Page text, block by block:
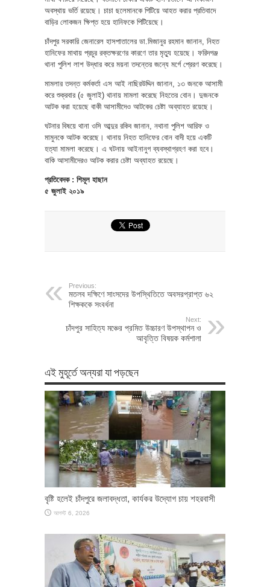
অবস্থায় ভর্তি রয়েছে। চাচা ছলেমানকে পিটিয়ে আহত করার প্রতিবাদে
বাড়ির লোকজন ক্ষিপ্ত হয়ে হানিফকে পিটিয়েছে।
চাঁদপুর সরকারি জেনারেল হাসপাতালের ডা.মিজানুর রহমান জানান, নিহত
হানিফের মাথায় প্রচুর রক্তক্ষরণের কারণে তার মৃত্যু হয়েছে। ফরিদগঞ্জ
থানা পুলিশ লাশ উদ্ধার করে ময়না তদন্তের জন্যে মর্গে প্রেরণ করেছে।
মামলার তদন্ত কর্মকর্তা এস আই নাছিরউদ্দিন জানান, ১৩ জনকে আসামী
করে শুক্রবার (৫ জুলাই) থানায় মামলা করেছে নিহতের বোন। দুজনকে
আটক করা হয়েছে বাকী আসামীদেও আটকের চেষ্টা অব্যাহত রয়েছে।
ঘটনার বিষয়ে থানা ওসি আব্দুর রকিব জানান, নথানা পুলিশ আরিফ ও
মামুনকে আটক করেছে। থানায় নিহত হানিফের বোন বাদী হয়ে একটি
হত্যা মামলা করেছে। এ ঘটনায় আইনানুগ ব্যবস্থাগ্রহণ করা হবে।
বাকি আসামীদেরও আটক করার চেষ্টা অব্যাহত রয়েছে।
প্রতিবেদক : শিমূল হাছান
৫ জুলাই ২০১৯
Previous:
মতলব দক্ষিণে সাংসদের উপস্থিতিতে অবসরপ্রাপ্ত ৬২
শিক্ষককে সংবর্ধনা
Next:
চাঁদপুর সাহিত্য মঞ্চের প্রমিত উচ্চারণ উপস্থাপন ও
আবৃত্তি বিষয়ক কর্মশালা
এই মুহূর্তে অন্যরা যা পড়ছেন
বৃষ্টি হলেই চাঁদপুরে জলাবদ্ধতা, কার্যকর উদ্যোগ চায় শহরবাসী
আগস্ট 6, 2026